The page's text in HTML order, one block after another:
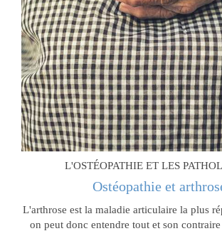
L'OSTÉOPATHIE ET LES
Ostéopathie et
L'arthrose est la maladie articulaire la plus
on peut donc entendre tout et son